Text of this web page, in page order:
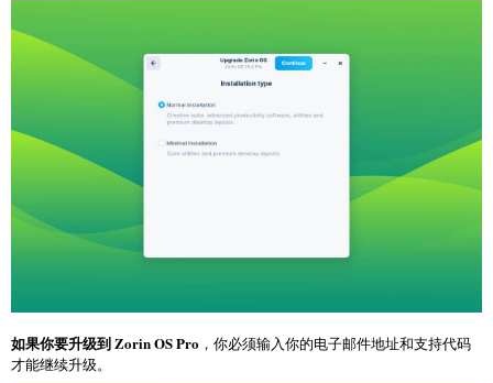
如果你要升级到 Zorin OS Pro ，你必须输入你的电子邮件地址和支持代码
才能继续升级。